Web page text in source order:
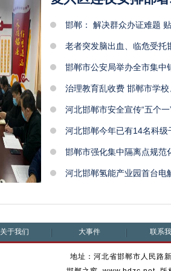
邯郸： 解决群众办证难题
老者突发脑出血、临危受托
邯郸市公安局举办全市集中
治理教育乱收费 邯郸市学
河北邯郸市安全宣传“五个
河北邯郸今年已有14名科级
邯郸市强化集中隔离点规范
河北邯郸氢能产业园首台电
关于我们 大事件 联系
地址：河北省邯郸市人民路